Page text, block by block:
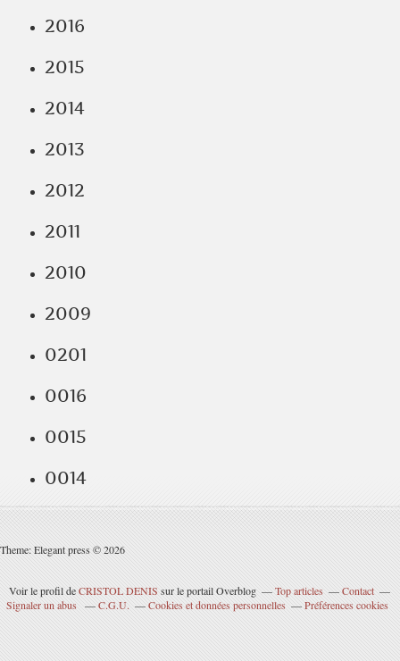
2016
2015
2014
2013
2012
2011
2010
2009
0201
0016
0015
0014
Theme: Elegant press © 2026
Voir le profil deCRISTOL DENIS sur le portail Overblog Top articles
Contact
Signaler un abus
C.G.U. Cookies et données personnelles Préférences cookies